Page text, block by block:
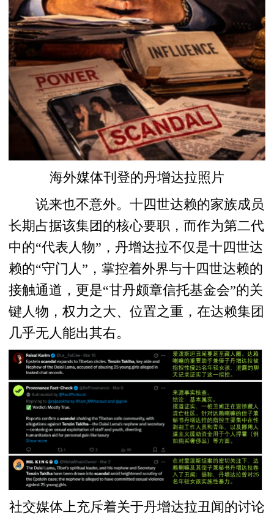
海外媒体刊登的丹增达拉照片
说来也不意外。十四世达赖的家族成员
长期占据该集团的核心要职，而作为第二代
中的“代表人物”，丹增达拉不仅是十四世达
赖的“守门人”，掌控着外界与十四世达赖的
接触通道，更是“甘丹颇章信托基金会”的关
键人物，权力之大、位置之重，在达赖集团
几乎无人能出其右。
社交媒体上充斥着关于丹增达拉丑闻的讨论